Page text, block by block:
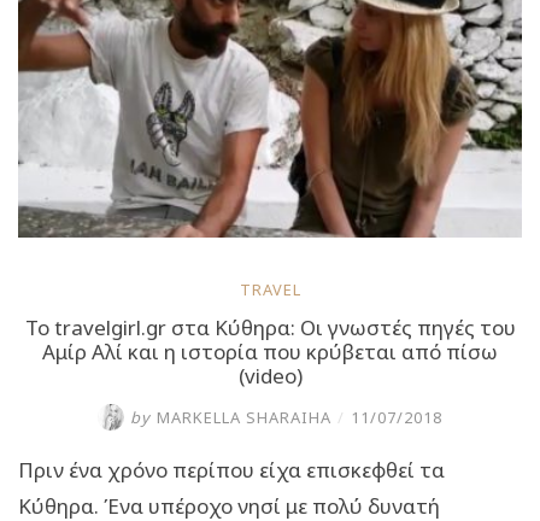
TRAVEL
Το travelgirl.gr στα Κύθηρα: Οι γνωστές πηγές του
Αμίρ Αλί και η ιστορία που κρύβεται από πίσω
(video)
by MARKELLA SHARAIHA / 11/07/2018
Πριν ένα χρόνο περίπου είχα επισκεφθεί τα
Κύθηρα. Ένα υπέροχο νησί με πολύ δυνατή